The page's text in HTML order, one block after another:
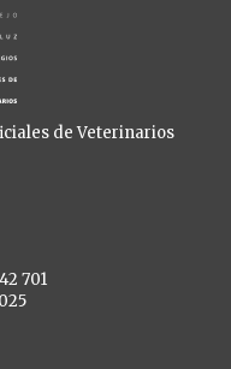
de Veterinarios
701